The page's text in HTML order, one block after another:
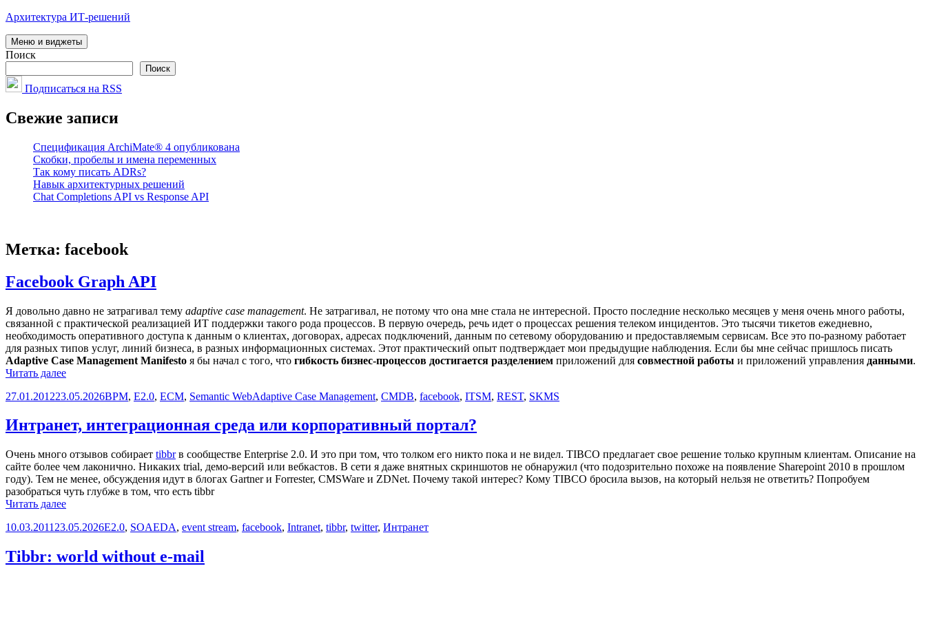
Перейти
содержимому
Архитектура ИТ-решений
Меню и виджеты
Поиск
Поиск
Подписаться на RSS
Свежие записи
Спецификация ArchiMate® 4 опубликована
Скобки, пробелы и имена переменных
Так кому писать ADRs?
Навык архитектурных решений
Chat Completions API vs Response API
Метка: facebook
Facebook Graph API
Я довольно давно не затрагивал тему adaptive case management. Не затрагивал, не потому что она мне стала не интересной. Просто последние несколько месяцев у меня очень много работы,
связанной с практической реализацией ИТ поддержки такого рода процессов. В первую очередь, речь идет о процессах решения телеком инцидентов. Это тысячи тикетов ежедневно,
необходимость оперативного доступа к данным о клиентах, договорах, адресах подключений, данным по сетевому оборудованию и предоставляемым сервисам. Все это по-разному работает
для разных типов услуг, линий бизнеса, в разных информационных системах. Этот практический опыт подтверждает мои предыдущие наблюдения. Если бы мне сейчас пришлось писать
Adaptive Case Management Manifesto я бы начал с того, что гибкость бизнес-процессов достигается разделением приложений для совместной работы и приложений управления данными.
Читать далееFacebook
API
Опубликовано
27.01.201223.05.2026Рубрики
BPM, E2.0, ECM, Semantic WebМетки
Adaptive Case Management, CMDB, facebook, ITSM, REST, SKMS
Интранет, интеграционная среда или корпоративный портал?
Очень много отзывов собирает tibbrв сообществе Enterprise 2.0. И это при том, что толком его никто пока и не видел. TIBCO предлагает свое решение только крупным клиентам. Описание на
сайте более чем лаконично. Никаких trial, демо-версий или вебкастов. В сети я даже внятных скриншотов не обнаружил (что подозрительно похоже на появление Sharepoint 2010 в прошлом
году). Тем не менее, обсуждения идут в блогах Gartner и Forrester, CMSWare и ZDNet. Почему такой интерес? Кому TIBCO бросила вызов, на который нельзя не ответить? Попробуем
разобраться чуть глубже в том, что есть tibbr
Читать далееИнтранет,
среда
корпоративный
портал?
Опубликовано
10.03.2011 23.05.2026Рубрики
E2.0, SOAМетки
EDA, event stream, facebook, Intranet, tibbr, twitter, Интранет
Tibbr: world without e-mail